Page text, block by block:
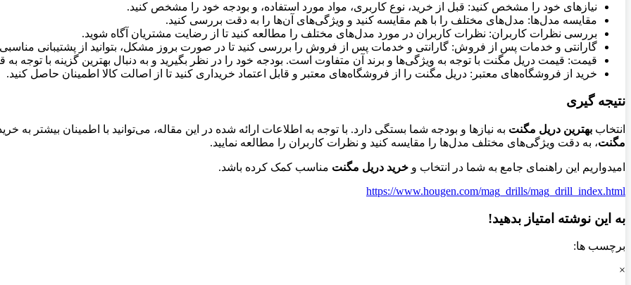
نیازهای خود را مشخص کنید: قبل از خرید، نوع کاربری، مواد مورد استفاده، و بودجه خود را مشخص کنید.
مقایسه مدل‌ها: مدل‌های مختلف را با هم مقایسه کنید و ویژگی‌های آن‌ها را به دقت بررسی کنید.
بررسی نظرات کاربران: نظرات کاربران در مورد مدل‌های مختلف را مطالعه کنید تا از رضایت مشتریان آگاه شوید.
گارانتی و خدمات پس از فروش: گارانتی و خدمات پس از فروش را بررسی کنید تا در صورت بروز مشکل، بتوانید از پشتیبانی
قیمت: قیمت دریل مگنت با توجه به ویژگی‌ها و برند آن متفاوت است. بودجه خود را در نظر بگیرید و به دنبال بهترین گزینه با توجه
خرید از فروشگاه‌های معتبر: دریل مگنت را از فروشگاه‌های معتبر و قابل اعتماد خریداری کنید تا از اصالت کالا اطمینان حاصل کنید.
نتیجه گیری
انتخاب بهترین دریل مگنت به نیازها و بودجه شما بستگی دارد. با توجه به اطلاعات ارائه شده در این مقاله، می‌توانید با اطمینان بیشتر به
مگنت، به دقت ویژگی‌های مختلف مدل‌ها را مقایسه کنید و نظرات کاربران را مطالعه نمایید.
امیدواریم این راهنمای جامع به شما در انتخاب و خرید دریل مگنت مناسب کمک کرده باشد.
https://www.hougen.com/mag_drills/mag_drill_index.html
به این نوشته امتیاز بدهید!
برچسب ها:
×